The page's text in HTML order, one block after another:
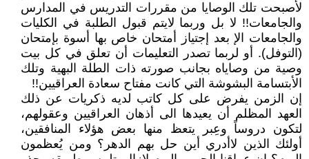
لأصبحت تلك الوصايا من مقررات التدريس في المدارس
والجامعات!! لا بل وربما لايتم قبول الطلبة في الكليات
والجامعات الإ بعد إجتياز أمتحان خاص بها أسوة بإمتحان
(التوفل). أو لربما تصدر التعليمات أن تعلق في كل بيت
وصية من وصاياه بجانب صورته ذات الطلة البهية وتلك
الأبتسامة البشوشة التي كانت مفتاح سعادة العراقيين!!
إن الزمن يفرض على كل كاتب لديه ذكريات عن ذلك
العهد المظلم أن يعيدها الى أذهان العراقيين وعقولهم،
لتكون دروساً وعِبر يتعظ منها بعض هؤلاء المنافقين،
أولئك الذين لاأدري أين حل بهم الدهر؟ ومن يُعظمون